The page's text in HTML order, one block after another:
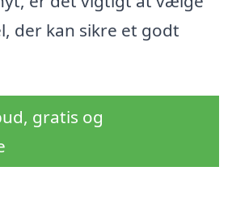
der kan sikre et godt
gratis og